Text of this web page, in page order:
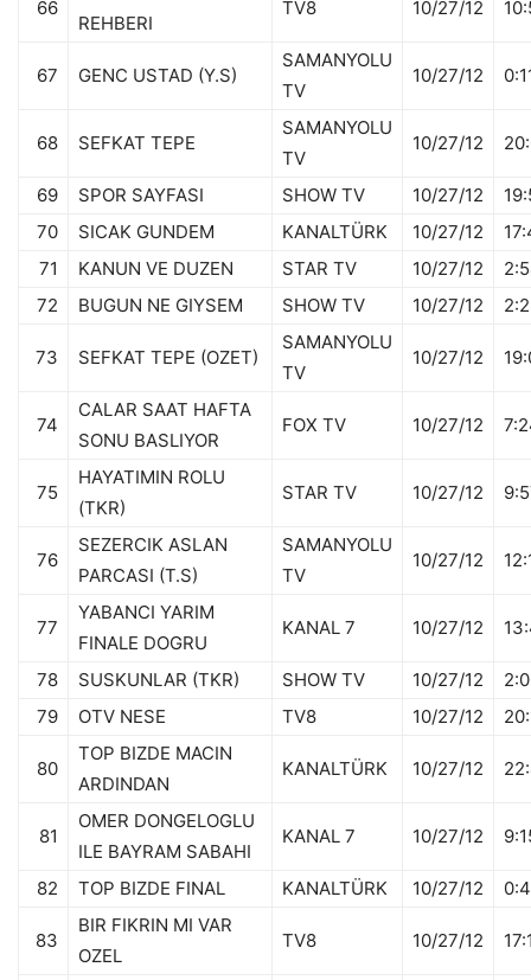
66
REHBERI
TV8 10/27/12
67 GENC USTAD (Y.S)
SAMANYOLU
TV
10/27/12
68 SEFKAT TEPE
SAMANYOLU
TV
10/27/12
69 SPOR SAYFASI SHOW TV 10/27/12
70
SICAK GUNDEM KANALTÜRK 10/27/12
71
KANUN VE DUZEN STAR TV 10/27/12
72
BUGUN NE GIYSEM SHOW TV 10/27/12
73 SEFKAT TEPE (OZET)
SAMANYOLU
TV
10/27/12
74
CALAR SAAT HAFTA
SONU BASLIYOR
FOX TV 10/27/12
75
HAYATIMIN ROLU
(TKR)
STAR TV 10/27/12
76
SEZERCIK ASLAN
PARCASI (T.S)
SAMANYOLU
TV
10/27/12
77
YABANCI YARIM
FINALE DOGRU
KANAL 7 10/27/12
78 SUSKUNLAR (TKR) SHOW TV 10/27/12
79
OTV NESE TV8 10/27/12
80
TOP BIZDE MACIN
ARDINDAN
KANALTÜRK 10/27/12
81
OMER DONGELOGLU
ILE BAYRAM SABAHI
KANAL 7 10/27/12
82 TOP BIZDE FINAL KANALTÜRK 10/27/12
83
BIR FIKRIN MI VAR
OZEL
TV8 10/27/12